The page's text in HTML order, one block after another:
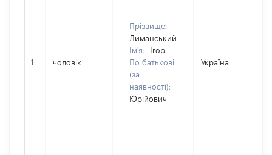
1 чоловік
Прізвище:
Лиманський
Ім'я:
Ігор
По батькові
(за
наявності):
Юрійович
Україна